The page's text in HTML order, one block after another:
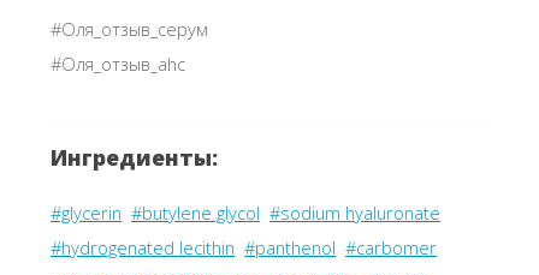
#Оля_отзыв_серум
#Оля_отзыв_ahc
Ингредиенты:
#glycerin #butylene glycol #sodium hyaluronate
#hydrogenated lecithin #panthenol #carbomer